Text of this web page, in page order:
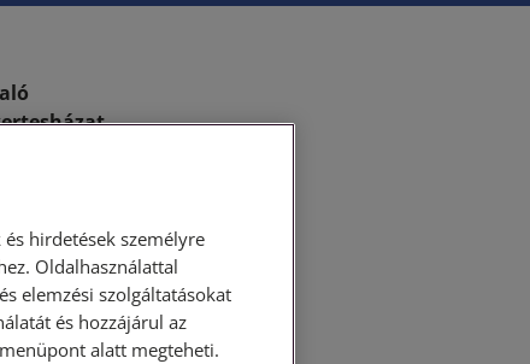
hirdetések személyre
Oldalhasználattal
elemzési szolgáltatásokat
és hozzájárul az
alatt megteheti.